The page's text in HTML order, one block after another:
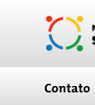
conteúdo
Contato